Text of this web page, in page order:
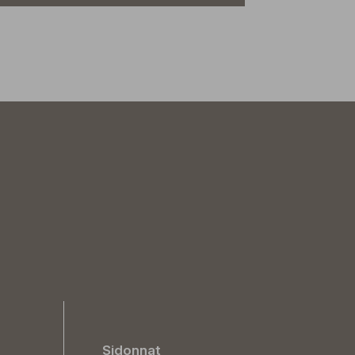
Sidonnat